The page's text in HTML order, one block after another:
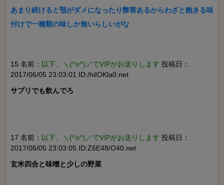
あまり続けると顎がダメになったり弊害あるからわざと飽きる味
付けで一種類の味しか無いらしいがな
15 名前： 以下、＼(^o^)／でVIPがお送りします 投稿日：
2017/06/05 23:03:01 ID:/hiIOKla0.net
サプリでも飲んでろ
17 名前： 以下、＼(^o^)／でVIPがお送りします 投稿日：
2017/06/05 23:03:05 ID:Z6E48/O40.net
玄米四合と味噌と少しの野菜